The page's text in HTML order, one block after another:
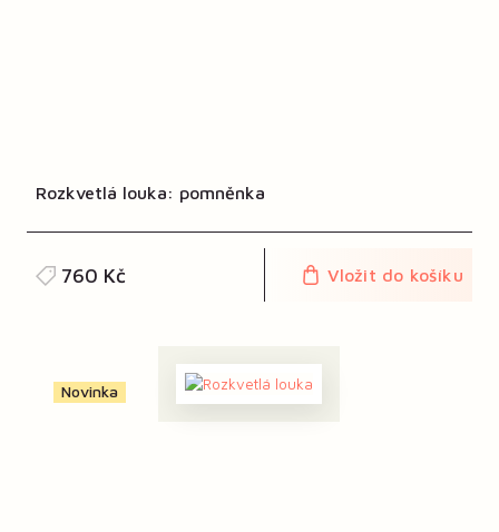
Rozkvetlá louka: pomněnka
760 Kč Vložit do košíku
Novinka